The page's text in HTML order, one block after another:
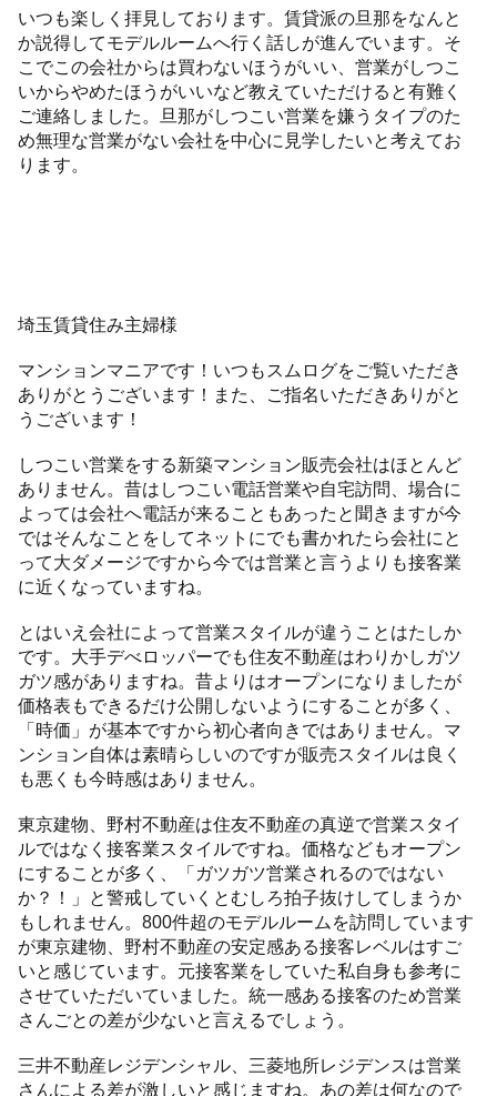
いつも楽しく拝見しております。賃貸派の旦那をなんと
か説得してモデルルームへ行く話しが進んでいます。そ
こでこの会社からは買わないほうがいい、営業がしつこ
いからやめたほうがいいなど教えていただけると有難く
ご連絡しました。旦那がしつこい営業を嫌うタイプのた
め無理な営業がない会社を中心に見学したいと考えてお
ります。
埼玉賃貸住み主婦様
マンションマニアです！いつもスムログをご覧いただき
ありがとうございます！また、ご指名いただきありがと
うございます！
しつこい営業をする新築マンション販売会社はほとんど
ありません。昔はしつこい電話営業や自宅訪問、場合に
よっては会社へ電話が来ることもあったと聞きますが今
ではそんなことをしてネットにでも書かれたら会社にと
って大ダメージですから今では営業と言うよりも接客業
に近くなっていますね。
とはいえ会社によって営業スタイルが違うことはたしか
です。大手デべロッパーでも住友不動産はわりかしガツ
ガツ感がありますね。昔よりはオープンになりましたが
価格表もできるだけ公開しないようにすることが多く、
「時価」が基本ですから初心者向きではありません。マ
ンション自体は素晴らしいのですが販売スタイルは良く
も悪くも今時感はありません。
東京建物、野村不動産は住友不動産の真逆で営業スタイ
ルではなく接客業スタイルですね。価格などもオープン
にすることが多く、「ガツガツ営業されるのではない
か？！」と警戒していくとむしろ拍子抜けしてしまうか
もしれません。800件超のモデルルームを訪問しています
が東京建物、野村不動産の安定感ある接客レベルはすご
いと感じています。元接客業をしていた私自身も参考に
させていただいていました。統一感ある接客のため営業
さんごとの差が少ないと言えるでしょう。
三井不動産レジデンシャル、三菱地所レジデンスは営業
さんによる差が激しいと感じますね。あの差は何なので